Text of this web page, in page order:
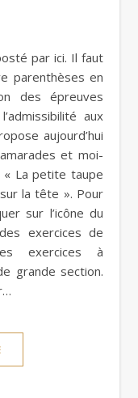
parenthèses en
des épreuves
aux
aujourd’hui
et moi-
« La petite taupe
la tête ». Pour
sur l’icône du
exercices de
exercices à
grande section.